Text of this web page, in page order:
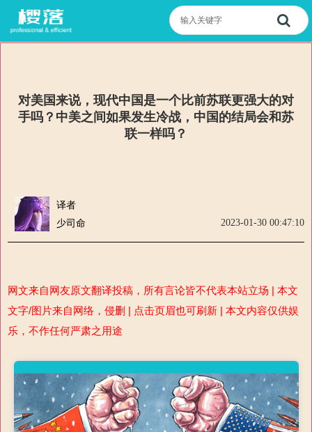
对美国来说，现代中国是一个比前苏联更强大的对
手吗？中美之间如果发生冷战，中国的结局会和苏
联一样吗？
译者
少司命
2023-01-30 00:47:10
网文来自网友原文翻译投稿，所有言论皆不代表本站立场 | 本文
文字/图片来自网络，侵删 | 点击页眉也可刷新 | 本文内容仅供娱
乐，不作任何严肃之用途